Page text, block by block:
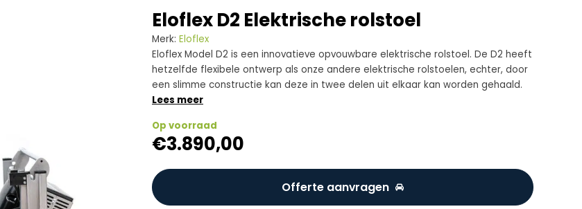
Eloflex D2 Elektrische rolstoel
Merk: Eloflex
Eloflex Model D2 is een innovatieve opvouwbare elektrische rolstoel. De D2 heeft
hetzelfde flexibele ontwerp als onze andere elektrische rolstoelen, echter, door
een slimme constructie kan deze in twee delen uit elkaar kan worden gehaald.
Lees meer
Op voorraad
€3.890,00
Offerte aanvragen